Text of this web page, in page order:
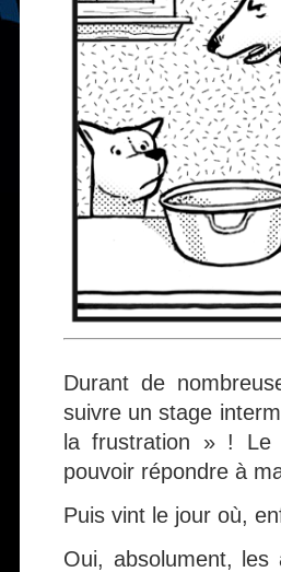
Durant de
suivre un stage
la frustration » ! Le
pouvoir répondre à
Puis vint le jour où,
Oui, absolument,